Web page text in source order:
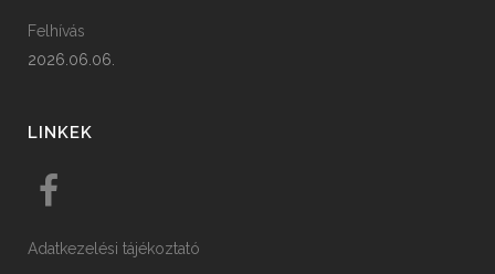
Felhívás
2026.06.06.
LINKEK
Adatkezelési tájékoztató